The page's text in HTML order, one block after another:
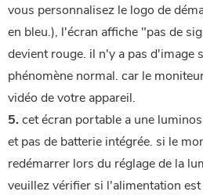
vous personnalisez le logo de
en bleu.), l'écran affiche "pas de
devient rouge. il n'y a pas d'image
phénomène normal. car le
vidéo de votre appareil.
5. cet écran portable a une
et pas de batterie intégrée. si le
redémarrer lors du réglage de la
veuillez vérifier si l'alimentation